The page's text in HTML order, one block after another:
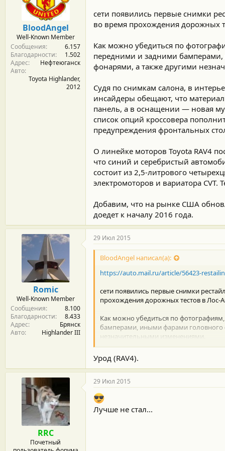
л
а
BloodAngel
Well-Known Member
Сообщения
6.157
Благодарности
1.502
Адрес
Нефтеюганск
Авто
Toyota Highlander,
2012
сети появились первые снимки
во время прохождения дорожных
Как можно убедиться по
передними и задними
фонарями, а также другими
Судя по снимкам салона, в
инсайдеры обещают, что
панель, а в оснащении — новая
список опций кроссовера
предупреждения фронтальных
О линейке моторов Toyota RAV4
что синий и серебристый
состоит из 2,5-литрового
электромоторов и вариатора CVT.
Добавим, что на рынке США
доедет к началу 2016 года.
Romic
Well-Known Member
Сообщения
8.100
Благодарности
8.433
Адрес
Брянск
Авто
Highlander III
29 Июл 2015
BloodAngel написал(а):
https://auto.mail.ru/article/56423-
сети появились первые снимки
прохождения дорожных тестов в Лос-
Как можно убедиться по
бамперами, иными фарами головного
незначительными изменениями.
Судя по снимкам салона, в интерьере
обещают, что материалы отделки
мультимедийная система с 7-
кругового видеообзора, адаптивным
О линейке моторов Toyota RAV4
серебристый автомобили,
Урод (RAV4).
RRC
Почетный
29 Июл 2015
Лучше не стал...